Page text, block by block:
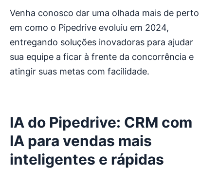
Venha conosco dar uma olhada mais de perto
em como o Pipedrive evoluiu em 2024,
entregando soluções inovadoras para ajudar
sua equipe a ficar à frente da concorrência e
atingir suas metas com facilidade.
IA do Pipedrive: CRM com
IA para vendas mais
inteligentes e rápidas